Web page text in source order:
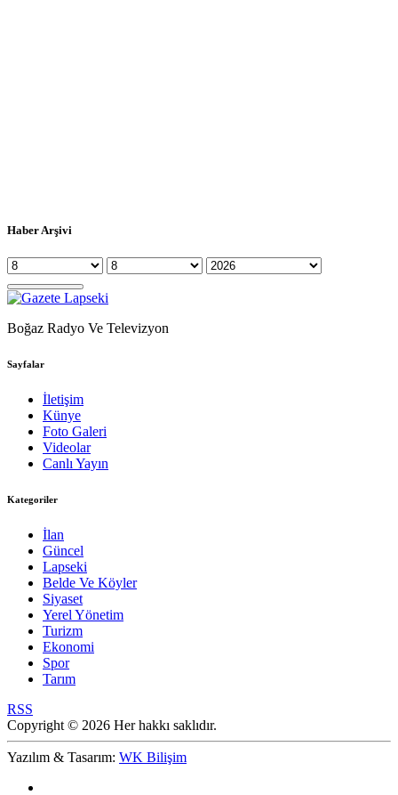
Haber Arşivi
Boğaz Radyo Ve Televizyon
Sayfalar
İletişim
Künye
Foto Galeri
Videolar
Canlı Yayın
Kategoriler
İlan
Güncel
Lapseki
Belde Ve Köyler
Siyaset
Yerel Yönetim
Turizm
Ekonomi
Spor
Tarım
RSS
Copyright © 2026 Her hakkı saklıdır.
Yazılım & Tasarım: WK Bilişim